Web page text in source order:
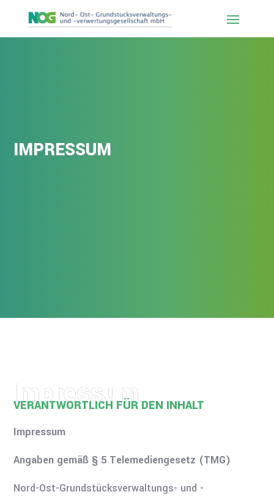
IMPRESSUM
Impressum
VERANTWORTLICH FÜR DEN INHALT
Impressum
Angaben gemäß § 5 Telemediengesetz (TMG)
Nord-Ost-Grundstücksverwaltungs- und -